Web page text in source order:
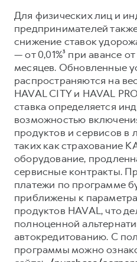
Для физических лиц и
предпринимателей
снижение ставок
— от 0,01%³ при авансе
месяцев. Обновленные
распространяются на
HAVAL CITY и HAVAL
ставка определяется
возможностью
продуктов и сервисов в
таких как страхование
оборудование,
сервисные контракты.
платежи по программе
приближены к
продуктов HAVAL, что
полноценной
автокредитованию. С
программы можно